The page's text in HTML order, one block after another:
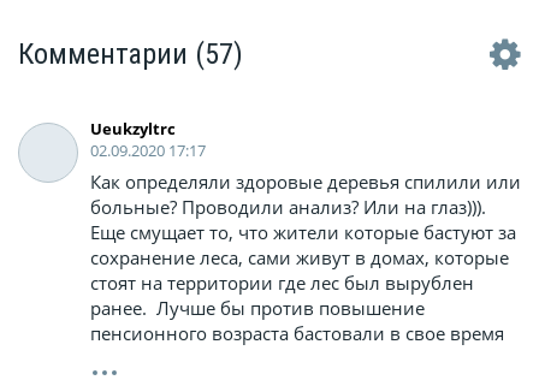
Комментарии (57)
Ueukzyltrc
02.09.2020 17:17
Как определяли здоровые деревья спилили или
больные? Проводили анализ? Или на глаз))).
Еще смущает то, что жители которые бастуют за
сохранение леса, сами живут в домах, которые
стоят на территории где лес был вырублен
ранее. Лучше бы против повышение
пенсионного возраста бастовали в свое время